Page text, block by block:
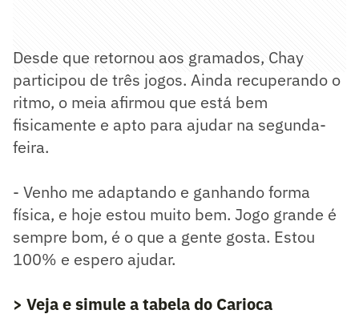
Desde que retornou aos gramados, Chay
participou de três jogos. Ainda recuperando o
ritmo, o meia afirmou que está bem
fisicamente e apto para ajudar na segunda-
feira.
- Venho me adaptando e ganhando forma
física, e hoje estou muito bem. Jogo grande é
sempre bom, é o que a gente gosta. Estou
100% e espero ajudar.
> Veja e simule a tabela do Carioca